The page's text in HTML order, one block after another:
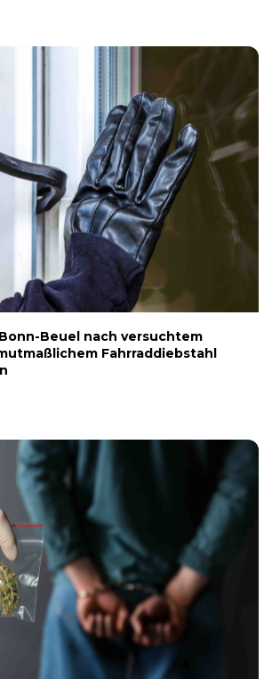
Beuel nach versuchtem
Fahrraddiebstahl